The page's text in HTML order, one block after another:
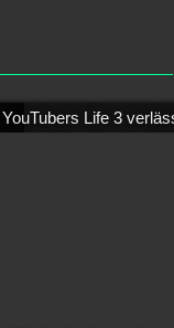
YouTubers Life 3